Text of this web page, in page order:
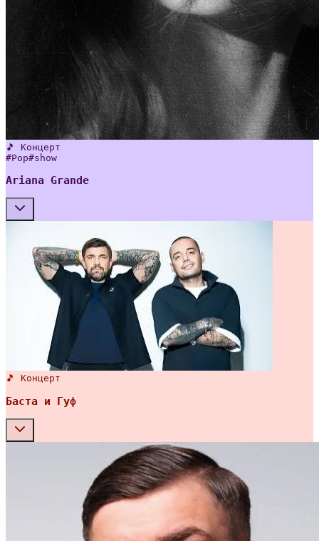
🎵 Концерт
#Pop#show
Ariana Grande
🎵 Концерт
Баста и Гуф